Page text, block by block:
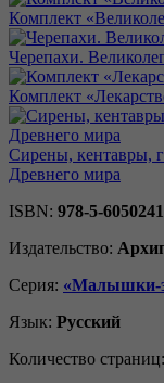
Комплект
Черепахи.
Комплект
Сирены, кентавры,
Древнего мира
ISBN: 978-5-
Издательство:
Серия: «Малышки-
Язык: Русский
Количество страниц: